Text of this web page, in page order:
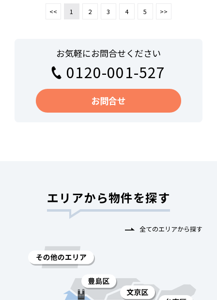
<< 1 2 3 4 5 >>
お気軽にお問合せください
0120-001-527
お問合せ
エリアから物件を探す
全てのエリアから探す